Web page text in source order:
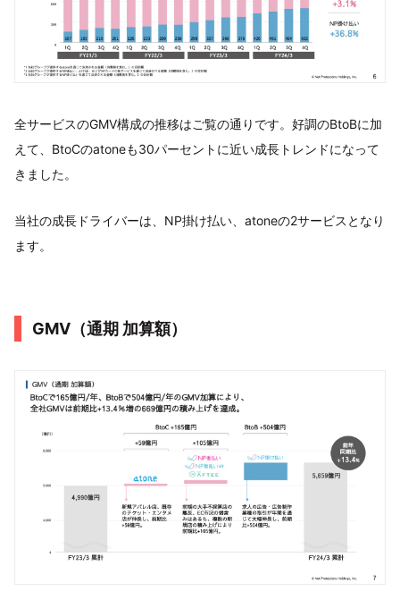
全サービスのGMV構成の推移はご覧の通りです。好調のBtoBに加
えて、BtoCのatoneも30パーセントに近い成長トレンドになって
きました。
当社の成長ドライバーは、NP掛け払い、atoneの2サービスとなり
ます。
GMV（通期 加算額）